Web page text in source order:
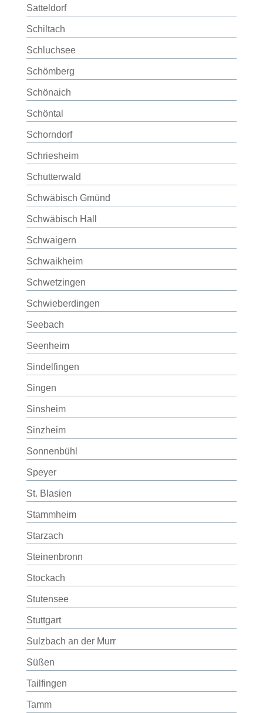
Satteldorf
Schiltach
Schluchsee
Schömberg
Schönaich
Schöntal
Schorndorf
Schriesheim
Schutterwald
Schwäbisch Gmünd
Schwäbisch Hall
Schwaigern
Schwaikheim
Schwetzingen
Schwieberdingen
Seebach
Seenheim
Sindelfingen
Singen
Sinsheim
Sinzheim
Sonnenbühl
Speyer
St. Blasien
Stammheim
Starzach
Steinenbronn
Stockach
Stutensee
Stuttgart
Sulzbach an der Murr
Süßen
Tailfingen
Tamm